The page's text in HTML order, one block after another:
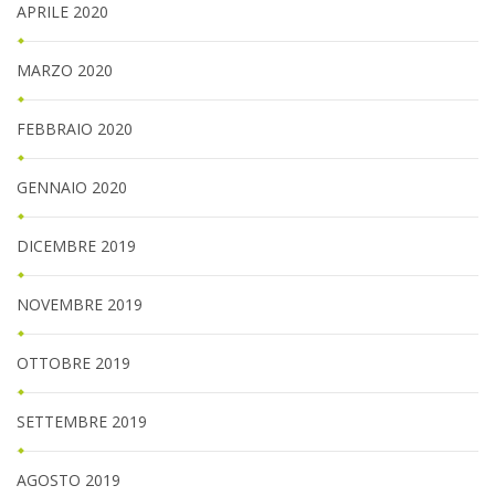
APRILE 2020
MARZO 2020
FEBBRAIO 2020
GENNAIO 2020
DICEMBRE 2019
NOVEMBRE 2019
OTTOBRE 2019
SETTEMBRE 2019
AGOSTO 2019